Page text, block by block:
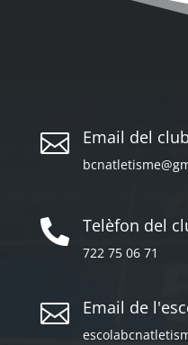
 Email del club
 Telèfon del
722 75 06 71
 Email de